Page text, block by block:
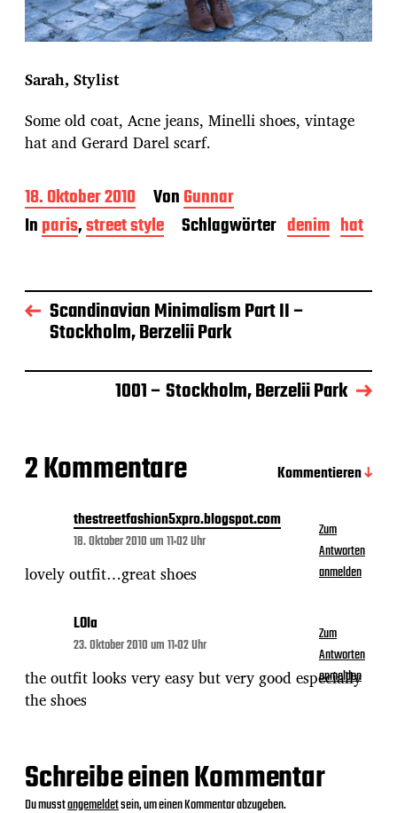
Sarah, Stylist
Some old coat, Acne jeans, Minelli shoes, vintage
hat and Gerard Darel scarf.
B
e
i
a
g
s
t
18. Oktober 2010 VonGunnar
Inparis,street style Schlagwörter denim hat
Scandinavian Minimalism Part II –
Stockholm, Berzelii Park
1001 – Stockholm, Berzelii Park
2 Kommentare
Kommentieren
thestreetfashion5xpro.blogspot.com
18. Oktober 2010 um 11:02 Uhr
lovely outfit…great shoes
Zum
Antworten
anmelden
LOla
23. Oktober 2010 um 11:02 Uhr
the outfit looks very easy but very good especially
the shoes
Zum
Antworten
anmelden
Schreibe einen Kommentar
Du musstangemeldetsein, um einen Kommentar abzugeben.